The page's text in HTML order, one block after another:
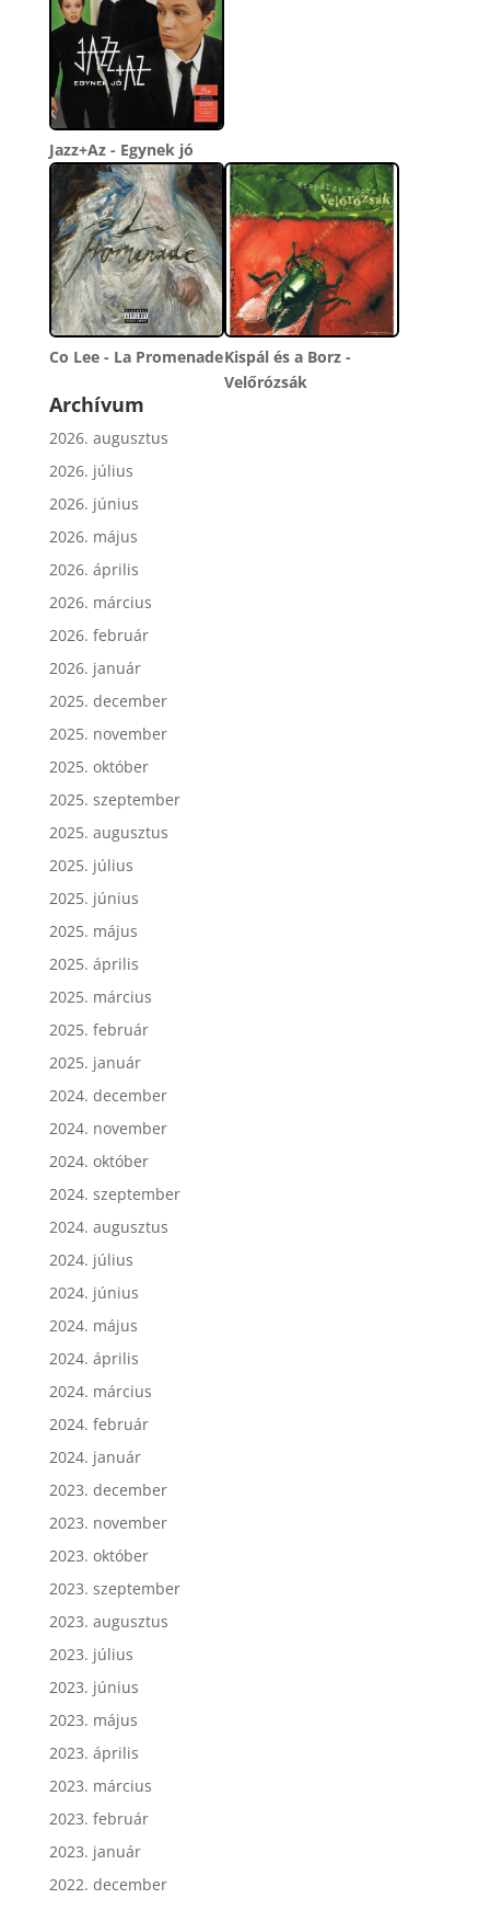
Jazz+Az - Egynek jó
Co Lee - La PromenadeKispál és a Borz -
Velőrózsák
Archívum
2026. augusztus
2026. július
2026. június
2026. május
2026. április
2026. március
2026. február
2026. január
2025. december
2025. november
2025. október
2025. szeptember
2025. augusztus
2025. július
2025. június
2025. május
2025. április
2025. március
2025. február
2025. január
2024. december
2024. november
2024. október
2024. szeptember
2024. augusztus
2024. július
2024. június
2024. május
2024. április
2024. március
2024. február
2024. január
2023. december
2023. november
2023. október
2023. szeptember
2023. augusztus
2023. július
2023. június
2023. május
2023. április
2023. március
2023. február
2023. január
2022. december